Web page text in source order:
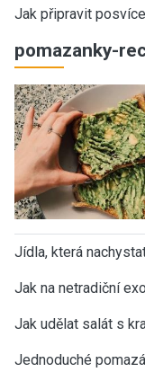
Jak připravit
pomazanky-
Jídla, která
Jak na netradiční
Jak udělat salát s
Jednoduché